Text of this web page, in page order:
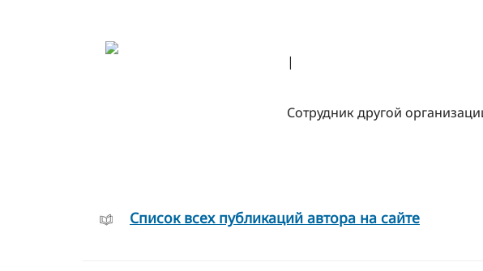
|
Сотрудник другой
Cписок всех публикаций автора на сайте